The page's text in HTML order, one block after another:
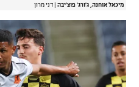
מיכאל אוחנה, ג'ורג' פוצ'יבה דני מרון